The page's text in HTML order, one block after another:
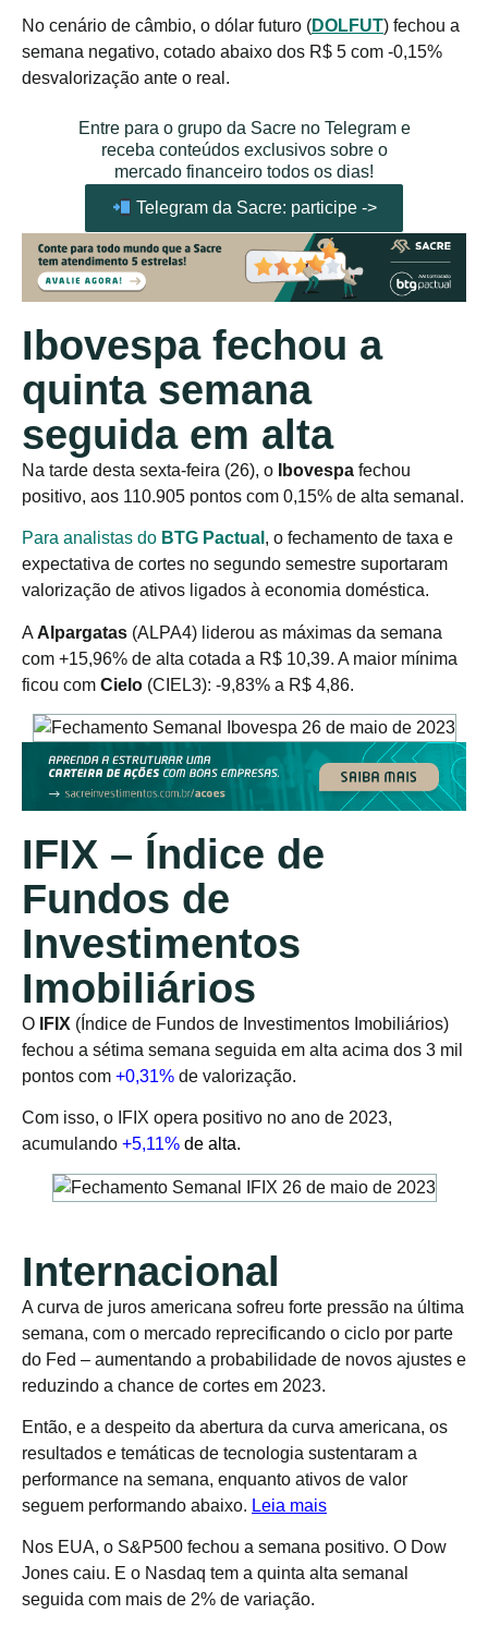
No cenário de câmbio, o dólar futuro (DOLFUT) fechou a
semana negativo, cotado abaixo dos R$ 5 com -0,15%
desvalorização ante o real.
Entre para o grupo da Sacre no Telegram e
receba conteúdos exclusivos sobre o
mercado financeiro todos os dias!
Telegram da Sacre: participe ->
Ibovespa fechou a
quinta semana
seguida em alta
Na tarde desta sexta-feira (26), o Ibovespa fechou
positivo, aos 110.905 pontos com 0,15% de alta semanal.
Para analistas do BTG Pactual , o fechamento de taxa e
expectativa de cortes no segundo semestre suportaram
valorização de ativos ligados à economia doméstica.
A Alpargatas (ALPA4) liderou as máximas da semana
com +15,96% de alta cotada a R$ 10,39. A maior mínima
ficou com Cielo (CIEL3): -9,83% a R$ 4,86.
IFIX – Índice de
Fundos de
Investimentos
Imobiliários
O IFIX (Índice de Fundos de Investimentos Imobiliários)
fechou a sétima semana seguida em alta acima dos 3 mil
pontos com +0,31% de valorização.
Com isso, o IFIX opera positivo no ano de 2023,
acumulando +5,11% de alta.
Internacional
A curva de juros americana sofreu forte pressão na última
semana, com o mercado reprecificando o ciclo por parte
do Fed – aumentando a probabilidade de novos ajustes e
reduzindo a chance de cortes em 2023.
Então, e a despeito da abertura da curva americana, os
resultados e temáticas de tecnologia sustentaram a
performance na semana, enquanto ativos de valor
seguem performando abaixo. Leia mais
Nos EUA, o S&P500 fechou a semana positivo. O Dow
Jones caiu. E o Nasdaq tem a quinta alta semanal
seguida com mais de 2% de variação.